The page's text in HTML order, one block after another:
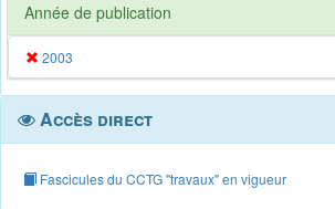
Année de publication
2003
Accès direct
Fascicules du CCTG "travaux" en vigueur